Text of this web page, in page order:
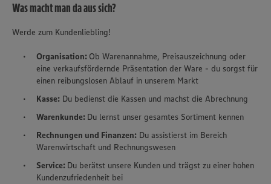
Was macht man da aus sich?
Werde zum Kundenliebling!
Organisation: Ob Warenannahme, Preisauszeichnung oder
eine verkaufsfördernde Präsentation der Ware - du sorgst für
einen reibungslosen Ablauf in unserem Markt
Kasse: Du bedienst die Kassen und machst die Abrechnung
Warenkunde: Du lernst unser gesamtes Sortiment kennen
Rechnungen und Finanzen: Du assistierst im Bereich
Warenwirtschaft und Rechnungswesen
Service: Du berätst unsere Kunden und trägst zu einer hohen
Kundenzufriedenheit bei